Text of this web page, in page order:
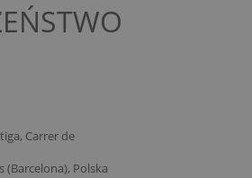
Carrer de
(Barcelona), Polska